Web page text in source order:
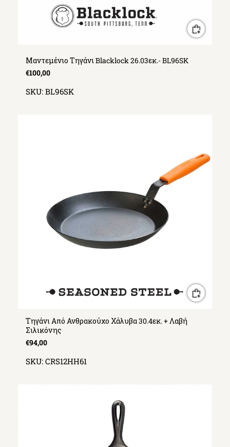
Μαντεμένιο Τηγάνι Blacklock 26.03εκ.- BL96SK
€100,00
SKU: BL96SK
Τηγάνι Από Ανθρακούχο Χάλυβα 30.4εκ. + Λαβή
Σιλικόνης
€94,00
SKU: CRS12HH61